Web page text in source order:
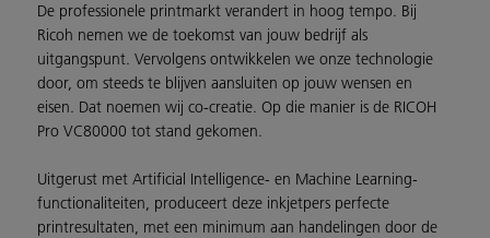
De professionele printmarkt verandert in hoog tempo. Bij
Ricoh nemen we de toekomst van jouw bedrijf als
uitgangspunt. Vervolgens ontwikkelen we onze technologie
door, om steeds te blijven aansluiten op jouw wensen en
eisen. Dat noemen wij co-creatie. Op die manier is de RICOH
Pro VC80000 tot stand gekomen.
Uitgerust met Artificial Intelligence- en Machine Learning-
functionaliteiten, produceert deze inkjetpers perfecte
printresultaten, met een minimum aan handelingen door de